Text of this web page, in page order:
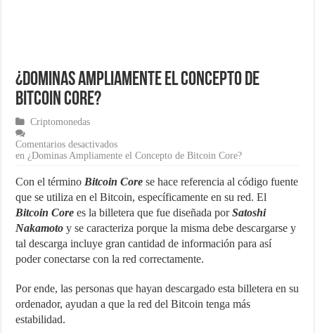
¿Dominas Ampliamente el Concepto de
Bitcoin Core?
Criptomonedas
Comentarios desactivados
en ¿Dominas Ampliamente el Concepto de Bitcoin Core?
Con el término Bitcoin Corese hace referencia al código fuente
que se utiliza en el Bitcoin, específicamente en su red. El
Bitcoin Corees la billetera que fue diseñada porSatoshi
Nakamoto y se caracteriza porque la misma debe descargarse y
tal descarga incluye gran cantidad de información para así
poder conectarse con la red correctamente.
Por ende, las personas que hayan descargado esta billetera en su
ordenador, ayudan a que la red del Bitcoin tenga más
estabilidad.